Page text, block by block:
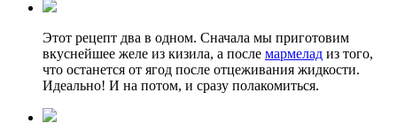
Этот рецепт два в одном. Сначала мы приготовим
вкуснейшее желе из кизила, а после мармелад из того,
что останется от ягод после отцеживания жидкости.
Идеально! И на потом, и сразу полакомиться.